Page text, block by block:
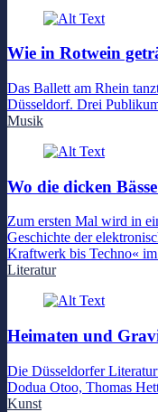
Wie in Rotwein
Das Ballett am Rhein
Düsseldorf. Drei
Musik
Wo die dicken
Zum ersten Mal wird in
Geschichte der
Kraftwerk bis Techno«
Literatur
Heimaten und
Die Düsseldorfer
Dodua Otoo, Thomas
Kunst